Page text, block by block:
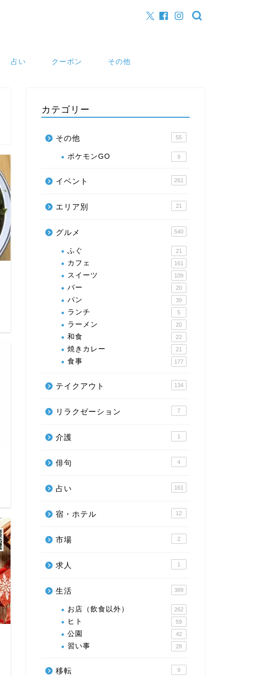
占い クーポン その他
カテゴリー
その他 55
ポケモンGO 9
イベント 261
エリア別 21
グルメ 540
ふぐ 21
カフェ 161
スイーツ 109
バー 20
パン 39
ランチ 5
ラーメン 20
和食 22
焼きカレー 21
食事 177
テイクアウト 134
リラクゼーション 7
介護 1
俳句 4
占い 161
宿・ホテル 12
市場 2
求人 1
生活 389
お店（飲食以外） 262
ヒト 59
公園 42
習い事 28
移転 9